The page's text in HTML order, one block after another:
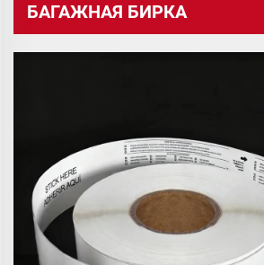
БАГАЖНАЯ БИРКА